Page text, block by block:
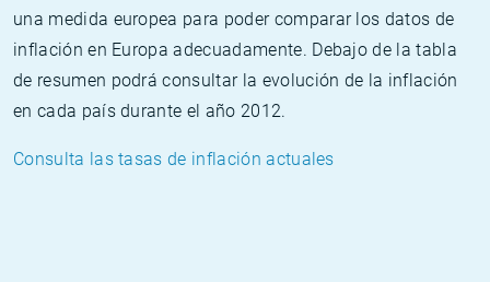
una medida europea para poder comparar los datos de
inflación en Europa adecuadamente. Debajo de la tabla
de resumen podrá consultar la evolución de la inflación
en cada país durante el año 2012.
Consulta las tasas de inflación actuales